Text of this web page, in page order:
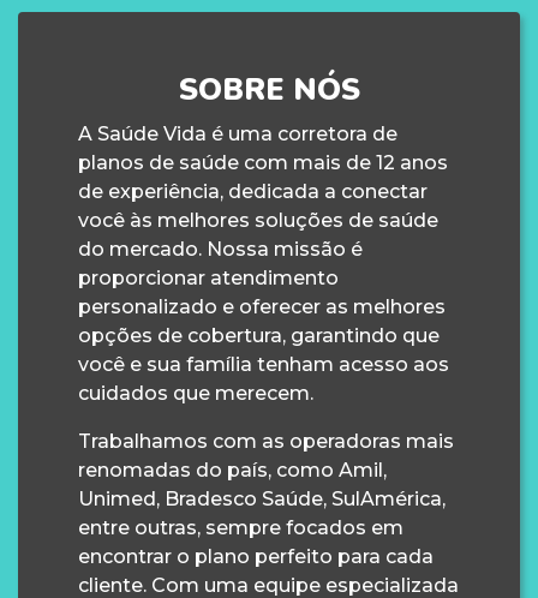
SOBRE NÓS
A Saúde Vida é uma corretora de
planos de saúde com mais de 12 anos
de experiência, dedicada a conectar
você às melhores soluções de saúde
do mercado. Nossa missão é
proporcionar atendimento
personalizado e oferecer as melhores
opções de cobertura, garantindo que
você e sua família tenham acesso aos
cuidados que merecem.
Trabalhamos com as operadoras mais
renomadas do país, como Amil,
Unimed, Bradesco Saúde, SulAmérica,
entre outras, sempre focados em
encontrar o plano perfeito para cada
cliente. Com uma equipe especializada